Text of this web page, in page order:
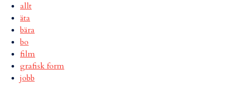
allt
äta
bära
bo
film
grafisk form
jobb